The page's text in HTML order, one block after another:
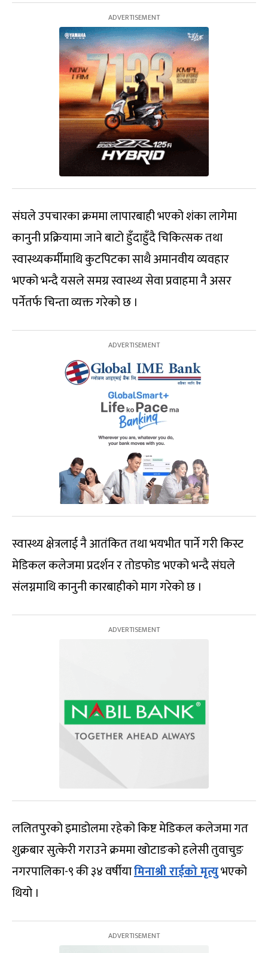
संघले उपचारका क्रममा लापारबाही भएको शंका लागेमा
कानुनी प्रक्रियामा जाने बाटो हुँदाहुँदै चिकित्सक तथा
स्वास्थ्यकर्मीमाथि कुटपिटका साथै अमानवीय व्यवहार
भएको भन्दै यसले समग्र स्वास्थ्य सेवा प्रवाहमा नै असर
पर्नेतर्फ चिन्ता व्यक्त गरेको छ ।
स्वास्थ्य क्षेत्रलाई नै आतंकित तथा भयभीत पार्ने गरी किस्ट
मेडिकल कलेजमा प्रदर्शन र तोडफोड भएको भन्दै संघले
संलग्नमाथि कानुनी कारबाहीको माग गरेको छ ।
ललितपुरको इमाडोलमा रहेको किष्ट मेडिकल कलेजमा गत
शुक्रबार सुत्केरी गराउने क्रममा खोटाङको हलेसी तुवाचुङ
नगरपालिका-९ की ३४ वर्षीयामिनाश्री राईको मृत्युभएको
थियो ।